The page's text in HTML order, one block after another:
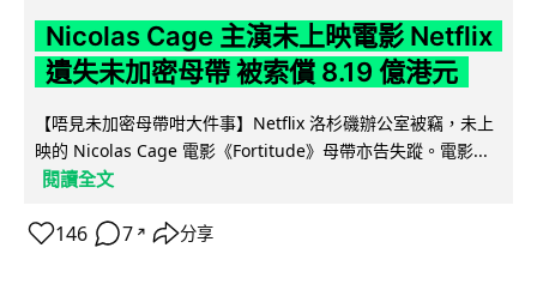
Nicolas Cage 主演未上映電影 Netflix
遺失未加密母帶 被索償 8.19 億港元
【唔見未加密母帶咁大件事】Netflix 洛杉磯辦公室被竊，未上
映的 Nicolas Cage 電影《Fortitude》母帶亦告失蹤。電影...
閱讀全文
146 7 ↗ 分享